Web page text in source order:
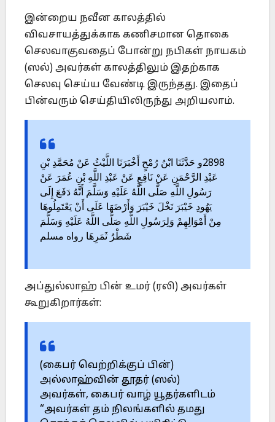
இன்றைய நவீன காலத்தில்
விவசாயத்துக்காக கணிசமான தொகை
செலவாகுவதைப் போன்று நபிகள் நாயகம்
(ஸல்) அவர்கள் காலத்திலும் இதற்காக
செலவு செய்ய வேண்டி இருந்தது. இதைப்
பின்வரும் செய்தியிலிருந்து அறியலாம்.
2898و حَدَّثَنَا ابْنُ رُمْحٍ أَخْبَرَنَا اللَّيْثُ عَنْ مُحَمَّدِ بْنِ
عَبْدِ الرَّحْمَنِ عَنْ نَافِعٍ عَنْ عَبْدِ اللَّهِ بْنِ عُمَرَ عَنْ
رَسُولِ اللَّهِ صَلَّى اللَّهُ عَلَيْهِ وَسَلَّمَ أَنَّهُ دَفَعَ إِلَى
يَهُودِ خَيْبَرَ نَخْلَ خَيْبَرَ وَأَرْضَهَا عَلَى أَنْ يَعْتَمِلُوهَا
مِنْ أَمْوَالِهِمْ وَلِرَسُولِ اللَّهِ صَلَّى اللَّهُ عَلَيْهِ وَسَلَّمَ
شَطْرُ ثَمَرِهَا رواه مسلم
அப்துல்லாஹ் பின் உமர் (ரலி) அவர்கள்
கூறுகிறார்கள்:
(கைபர் வெற்றிக்குப் பின்)
அல்லாஹ்வின் தூதர் (ஸல்)
அவர்கள், கைபர் வாழ் யூதர்களிடம்
“அவர்கள் தம் நிலங்களில் தமது